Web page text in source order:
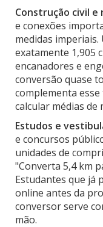
Construção civil e
e conexões
medidas imperiais.
exatamente 1,905
encanadores e
conversão quase
complementa
calcular médias de
Estudos e
e concursos
unidades de
"Converta 5,4 km
Estudantes que já
online antes da
conversor serve
mão.